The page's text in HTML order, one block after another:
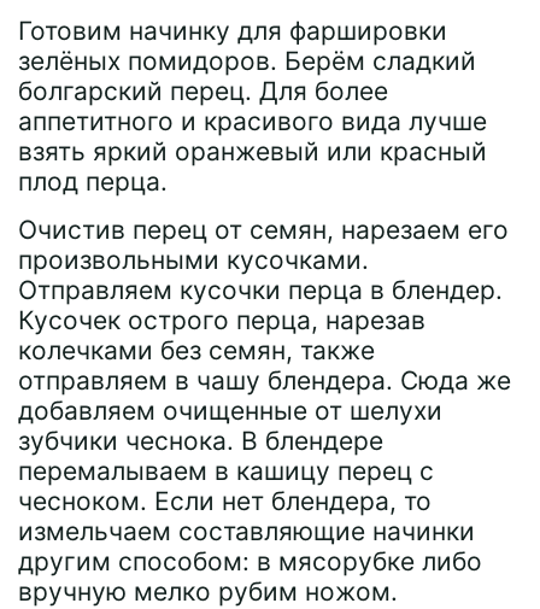
Готовим начинку для фаршировки
зелёных помидоров. Берём сладкий
болгарский перец. Для более
аппетитного и красивого вида лучше
взять яркий оранжевый или красный
плод перца.
Очистив перец от семян, нарезаем его
произвольными кусочками.
Отправляем кусочки перца в блендер.
Кусочек острого перца, нарезав
колечками без семян, также
отправляем в чашу блендера. Сюда же
добавляем очищенные от шелухи
зубчики чеснока. В блендере
перемалываем в кашицу перец с
чесноком. Если нет блендера, то
измельчаем составляющие начинки
другим способом: в мясорубке либо
вручную мелко рубим ножом.